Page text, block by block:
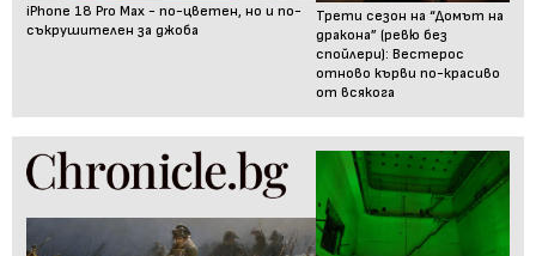
iPhone 18 Pro Max - по-цветен, но и по-
съкрушителен за джоба
Трети сезон на “Домът на
дракона” (ревю без
спойлери): Вестерос
отново кърви по-красиво
от всякога